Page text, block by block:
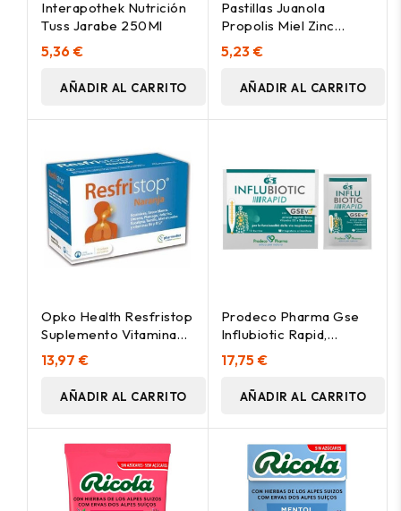
Interapothek Nutrición
Tuss Jarabe 250Ml
5,36 €
AÑADIR AL CARRITO
Pastillas Juanola
Propolis Miel Zinc
Eucalipto
5,23 €
AÑADIR AL CARRITO
Opko Health Resfristop
Suplemento Vitaminado
En Sobres
13,97 €
AÑADIR AL CARRITO
Prodeco Pharma Gse
Influbiotic Rapid,
Suplemento En Sobres.
17,75 €
AÑADIR AL CARRITO